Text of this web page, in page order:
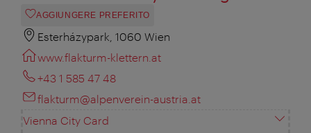
AGGIUNGERE PREFERITO
Esterházypark, 1060 Wien
www.flakturm-klettern.at
+43 1 585 47 48
flakturm@alpenverein-austria.at
Vienna City Card